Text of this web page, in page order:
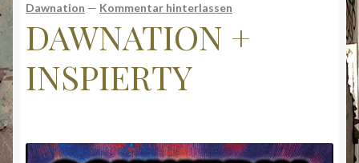
Mein Konto
Dawnation — Kommentar hinterlassen
DAWNATION +
INSPIERTY